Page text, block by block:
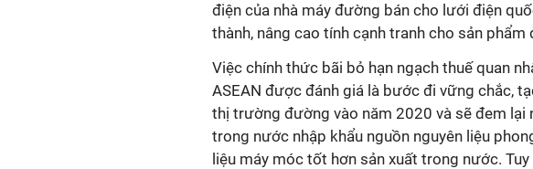
điện của nhà máy đường bán cho lưới điện
thành, nâng cao tính cạnh tranh cho sản phẩm
Việc chính thức bãi bỏ hạn ngạch thuế quan
ASEAN được đánh giá là bước đi vững chắc,
thị trường đường vào năm 2020 và sẽ đem lại
trong nước nhập khẩu nguồn nguyên liệu
liệu máy móc tốt hơn sản xuất trong nước.